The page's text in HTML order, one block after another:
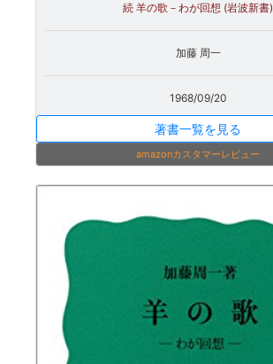
続 羊の歌－わが回想 (岩波新書)
加藤 周一
1968/09/20
著書一覧を見る
amazonカスタマーレビュー